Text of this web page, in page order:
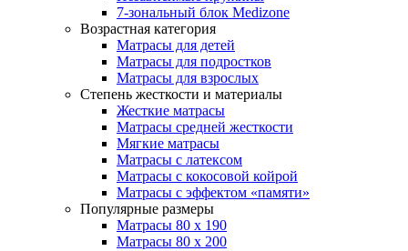
7-зональный блок Medizone
Возрастная категория
Матрасы для детей
Матрасы для подростков
Матрасы для взрослых
Степень жесткости и материалы
Жесткие матрасы
Матрасы средней жесткости
Мягкие матрасы
Матрасы с латексом
Матрасы с кокосовой койрой
Матрасы с эффектом «памяти»
Популярные размеры
Матрасы 80 x 190
Матрасы 80 x 200